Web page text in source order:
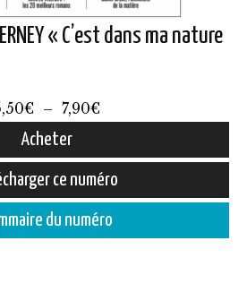
« C’est dans ma nature
€ – 7,90€
prix :
5,50€
à
7,90€
Acheter
ce numéro
du numéro